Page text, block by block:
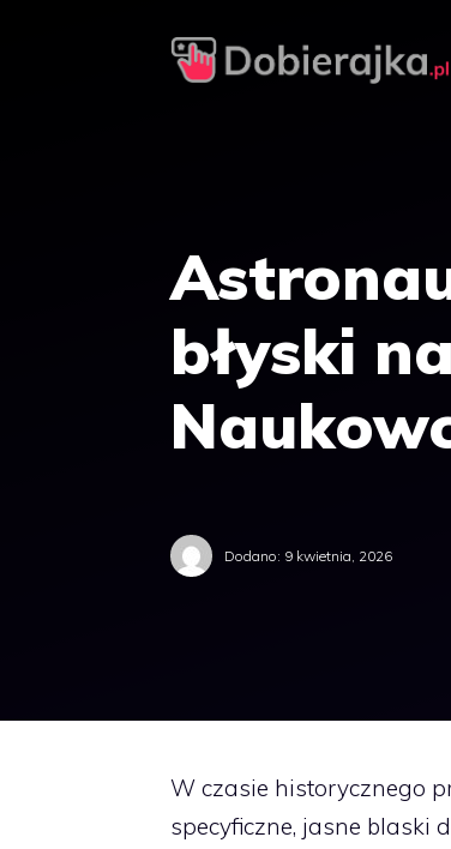
błyski
Dodano: 9 kwietnia, 2026
W czasie historycznego
specyficzne, jasne blaski